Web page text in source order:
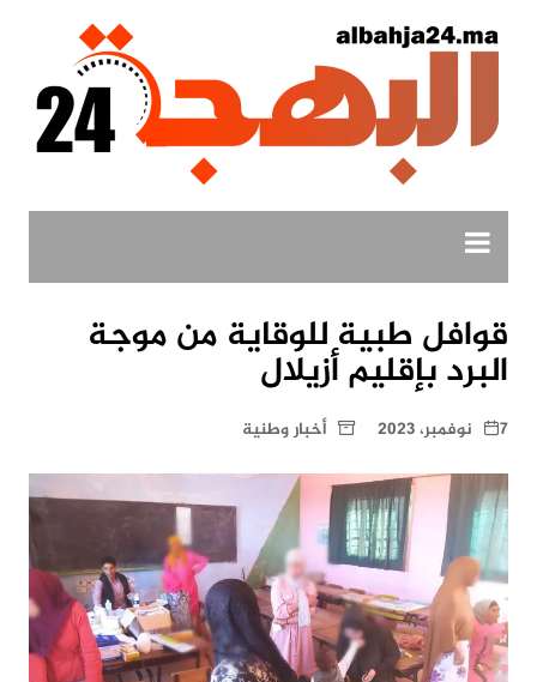
قوافل طبية للوقاية من موجة
البرد بإقليم أزيلال
7 نوفمبر، 2023 أخبار وطنية